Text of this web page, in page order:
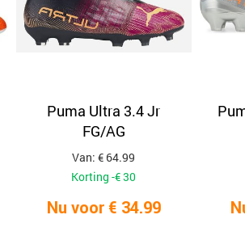
Puma Ultra 3.4 Jr
FG/AG
Van: € 64.99
Korting -€ 30
Nu voor € 34.99